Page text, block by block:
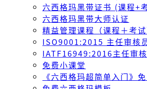
六西格玛黑带证书 (课程+考
六西格玛黑带大师认证
精益管理课程（课程＋考试
ISO9001:2015 主任审核
IATF16949:2016主任审
免费小课堂
《六西格玛超简单入门》